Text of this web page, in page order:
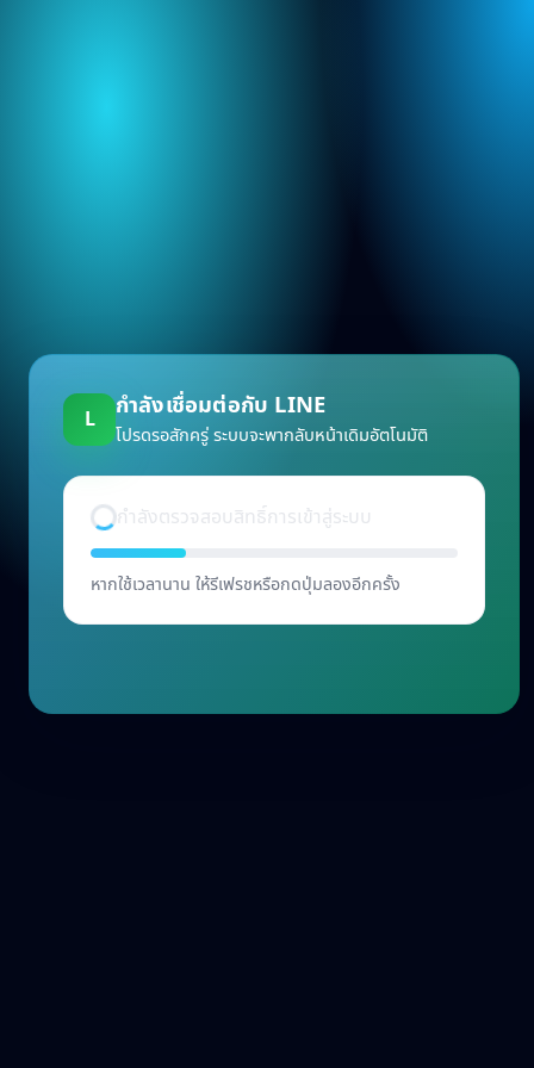
L กำลังเชื่อมต่อกับ LINE
โปรดรอสักครู่ ระบบจะพากลับหน้าเดิมอัตโนมัติ
กำลังตรวจสอบสิทธิ์การเข้าสู่ระบบ
เริ่มต้น
หากใช้เวลานาน ให้รีเฟรชหรือกดปุ่มลองอีกครั้ง